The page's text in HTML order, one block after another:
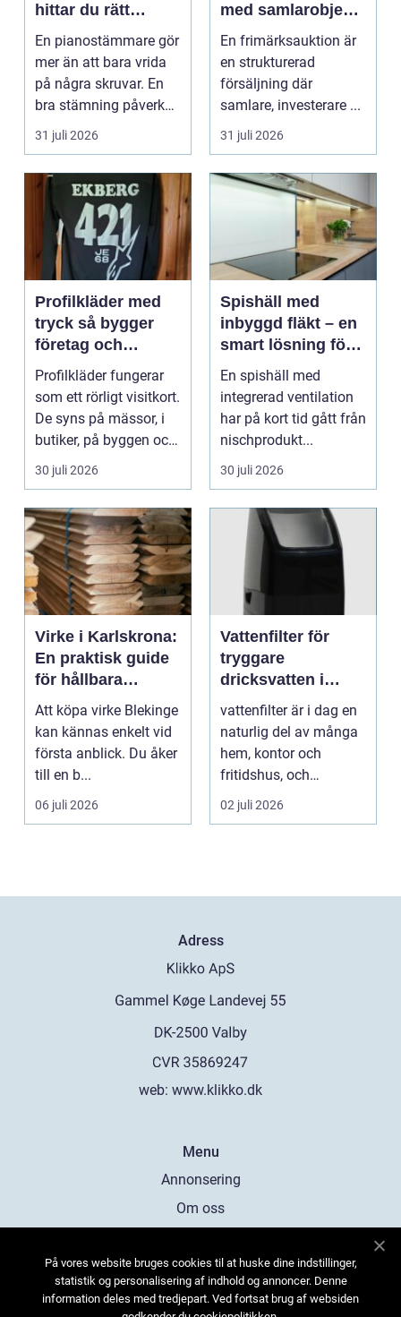
hittar du rätt
expert för ditt
piano
En pianostämmare gör
mer än att bara vrida
på några skruvar. En
bra stämning påverkar
hur pianot låt...
31 juli 2026
med samlarobjekt i
praktiken
En frimärksauktion är
en strukturerad
försäljning där
samlare, investerare ...
31 juli 2026
Profilkläder med
tryck så bygger
företag och
klubbar en
starkare identitet
Profilkläder fungerar
som ett rörligt visitkort.
De syns på mässor, i
butiker, på byggen och
längs v...
30 juli 2026
Spishäll med
inbyggd fläkt – en
smart lösning för
moderna kök
En spishäll med
integrerad ventilation
har på kort tid gått från
nischprodukt...
30 juli 2026
Virke i Karlskrona:
En praktisk guide
för hållbara
byggprojekt
Att köpa virke Blekinge
kan kännas enkelt vid
första anblick. Du åker
till en b...
06 juli 2026
Vattenfilter för
tryggare
dricksvatten i
vardagen
vattenfilter är i dag en
naturlig del av många
hem, kontor och
fritidshus, och
intresset ökar för va...
02 juli 2026
Adress
web: www.klikko.dk
Menu
Annonsering
Om oss
Kontakta oss
Sitemap
På vores website bruges cookies til at huske dine indstillinger,
statistik og personalisering af indhold og annoncer. Denne
information deles med tredjepart. Ved fortsat brug af websiden